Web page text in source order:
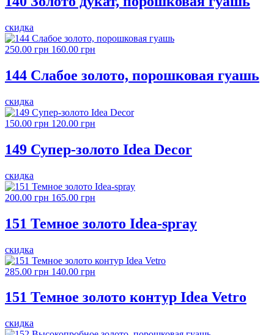
скидка
250.00 грн 160.00 грн
144 Слабое золото, порошковая гуашь
скидка
150.00 грн 120.00 грн
149 Супер-золото Idea Decor
скидка
200.00 грн 165.00 грн
151 Темное золото Idea-spray
скидка
285.00 грн 140.00 грн
151 Темное золото контур Idea Vetro
скидка